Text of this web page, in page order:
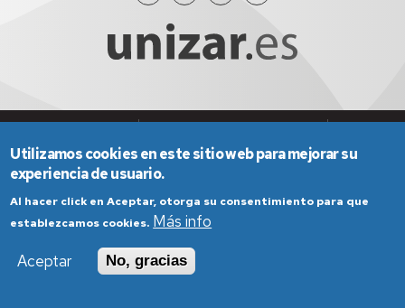
Política de Privacidad
Política de Cookies
Política de Accesibilidad
Utilizamos cookies en este sitio web para mejorar su
experiencia de usuario.
Al hacer click en Aceptar, otorga su consentimiento para que
establezcamos cookies. Más info
Aceptar
No, gracias